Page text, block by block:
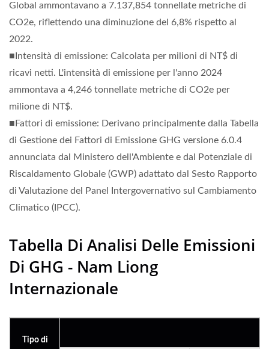
Global ammontavano a 7.137,854 tonnellate metriche di
CO2e, riflettendo una diminuzione del 6,8% rispetto al
2022.
■Intensità di emissione: Calcolata per milioni di NT$ di
ricavi netti. L'intensità di emissione per l'anno 2024
ammontava a 4,246 tonnellate metriche di CO2e per
milione di NT$.
■Fattori di emissione: Derivano principalmente dalla Tabella
di Gestione dei Fattori di Emissione GHG versione 6.0.4
annunciata dal Ministero dell'Ambiente e dal Potenziale di
Riscaldamento Globale (GWP) adattato dal Sesto Rapporto
di Valutazione del Panel Intergovernativo sul Cambiamento
Climatico (IPCC).
Tabella Di Analisi Delle Emissioni
Di GHG - Nam Liong
Internazionale
Tipo di